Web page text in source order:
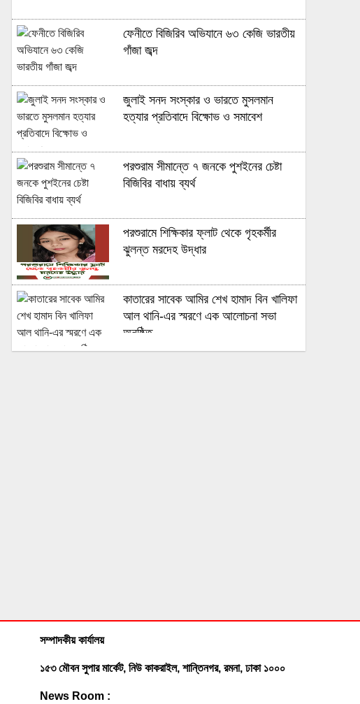
ফেনীতে বিজিরিব অভিযানে ৬৩ কেজি ভারতীয়
গাঁজা জব্দ
জুলাই সনদ সংস্কার ও ভারতে মুসলমান
হত্যার প্রতিবাদে বিক্ষোভ ও সমাবেশ
পরশুরাম সীমান্তে ৭ জনকে পুশইনের চেষ্টা
বিজিবির বাধায় ব্যর্থ
পরশুরামে শিক্ষিকার ফ্লাট থেকে গৃহকর্মীর
ঝুলন্ত মরদেহ উদ্ধার
কাতারের সাবেক আমির শেখ হামাদ বিন খালিফা
আল থানি-এর স্মরণে এক আলোচনা সভা
অনুষ্ঠিত
সম্পাদকীয় কার্যালয়
১৫৩ মৌবন সুপার মার্কেট, নিউ কাকরাইল, শান্তিনগর, রমনা, ঢাকা ১০০০
News Room :